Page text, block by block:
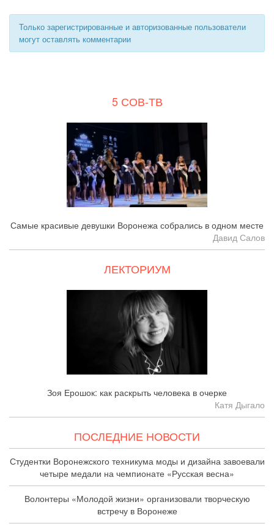
Только зарегистрированные и авторизованные пользователи
могут оставлять комментарии
5 СОВ-ТВ
Самые красивые девушки Воронежа собрались в одном месте
Давид Салов
ЛЕКТОРИУМ
Зоя Ерошок: как раскрыть человека в очерке
Катя Дыгало
ПОСЛЕДНИЕ НОВОСТИ
Студентки Воронежского техникума моды и дизайна завоевали
четыре медали на чемпионате «Русская весна»
Волонтеры «Молодой жизни» организовали творческую
встречу в Воронеже